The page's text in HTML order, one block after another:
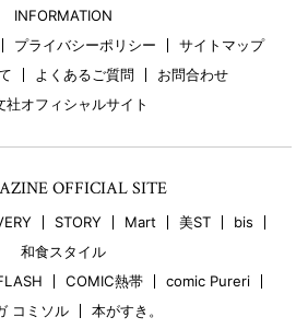
INFORMATION
プライバシーポリシー
サイトマップ
よくあるご質問
お問合わせ
社オフィシャルサイト
OFFICIAL SITE
STORY Mart 美ST
bis
和食スタイル
COMIC熱帯
comic Pureri
コミソル
本がすき。